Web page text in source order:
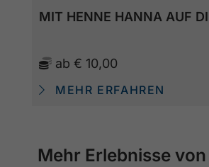
MIT HENNE HANNA AUF
ab € 10,00
MEHR ERFAHREN
Mehr Erlebnisse